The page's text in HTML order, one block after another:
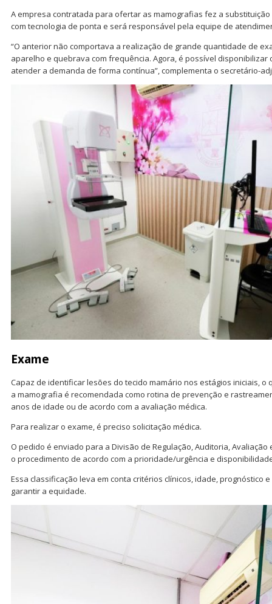
A empresa contratada para ofertar as mamografias fez a
com tecnologia de ponta e será responsável pela equipe de
“O anterior não comportava a realização de grande quantidade de
aparelho e quebrava com frequência. Agora, é possível disponibilizar
atender a demanda de forma contínua”, complementa o secretário-
Exame
Capaz de identificar lesões do tecido mamário nos estágios iniciais, o
a mamografia é recomendada como rotina de prevenção e
anos de idade ou de acordo com a avaliação médica.
Para realizar o exame, é preciso solicitação médica.
O pedido é enviado para a Divisão de Regulação, Auditoria, Avaliação
o procedimento de acordo com a prioridade/urgência e
Essa classificação leva em conta critérios clínicos, idade, prognóstico
garantir a equidade.